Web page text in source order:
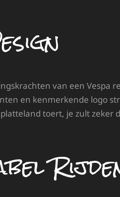
van een Vespa
en kenmerkende logo
toert, je zult zeker